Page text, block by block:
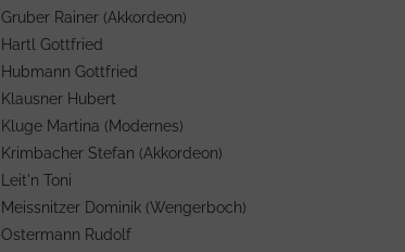
Gruber Rainer (Akkordeon)
Hartl Gottfried
Hubmann Gottfried
Klausner Hubert
Kluge Martina (Modernes)
Krimbacher Stefan (Akkordeon)
Leit'n Toni
Meissnitzer Dominik (Wengerboch)
Ostermann Rudolf